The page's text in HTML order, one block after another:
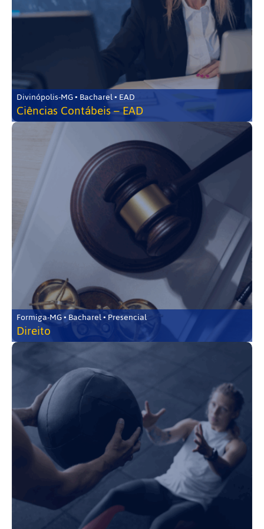
Divinópolis-MG • Bacharel • EAD
Ciências Contábeis – EAD
Formiga-MG • Bacharel • Presencial
Direito